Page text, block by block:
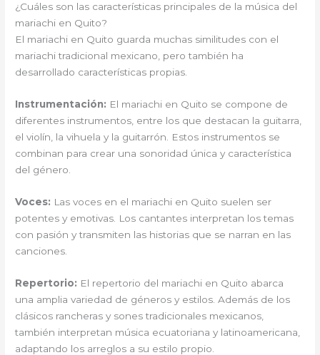
¿Cuáles son las características principales de la música del
mariachi en Quito?
El mariachi en Quito guarda muchas similitudes con el
mariachi tradicional mexicano, pero también ha
desarrollado características propias.
Instrumentación: El mariachi en Quito se compone de
diferentes instrumentos, entre los que destacan la guitarra,
el violín, la vihuela y la guitarrón. Estos instrumentos se
combinan para crear una sonoridad única y característica
del género.
Voces: Las voces en el mariachi en Quito suelen ser
potentes y emotivas. Los cantantes interpretan los temas
con pasión y transmiten las historias que se narran en las
canciones.
Repertorio: El repertorio del mariachi en Quito abarca
una amplia variedad de géneros y estilos. Además de los
clásicos rancheras y sones tradicionales mexicanos,
también interpretan música ecuatoriana y latinoamericana,
adaptando los arreglos a su estilo propio.